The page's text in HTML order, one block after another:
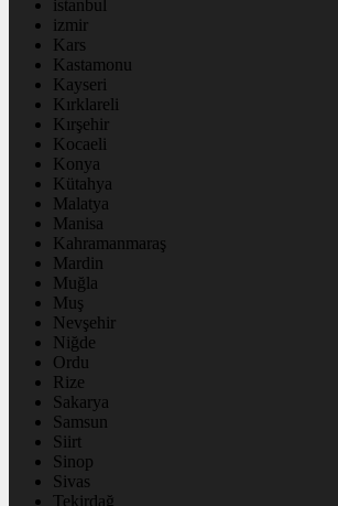
istanbul
izmir
Kars
Kastamonu
Kayseri
Kırklareli
Kırşehir
Kocaeli
Konya
Kütahya
Malatya
Manisa
Kahramanmaraş
Mardin
Muğla
Muş
Nevşehir
Niğde
Ordu
Rize
Sakarya
Samsun
Siirt
Sinop
Sivas
Tekirdağ